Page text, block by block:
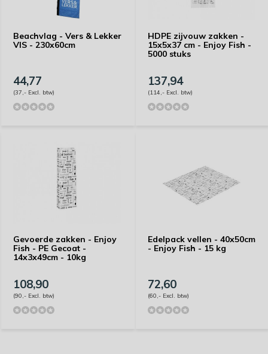
Beachvlag - Vers & Lekker
VIS - 230x60cm
44,77
(37,- Excl. btw)
HDPE zijvouw zakken -
15x5x37 cm - Enjoy Fish -
5000 stuks
137,94
(114,- Excl. btw)
Gevoerde zakken - Enjoy
Fish - PE Gecoat -
14x3x49cm - 10kg
108,90
(90,- Excl. btw)
Edelpack vellen - 40x50cm
- Enjoy Fish - 15 kg
72,60
(60,- Excl. btw)